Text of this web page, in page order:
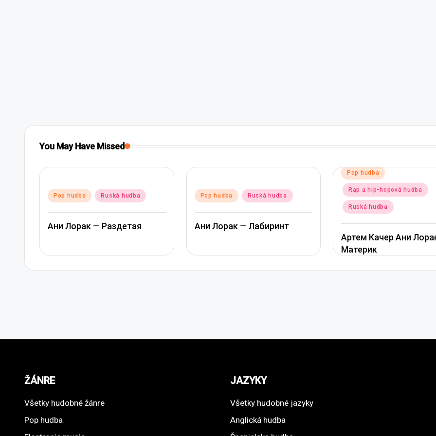
You May Have Missed
Posted
Pop hudba Ruská hudba
Ани Лорак — Раздетая
Posted
Pop hudba Ruská hudba
Ани Лорак — Лабиринт
Posted
in
Pop hudba
Rap a hip-hopová hudba
Ruská hudba
Артем Качер Ани
Материк
ŽÁNRE
Všetky hudobné žánre
Pop hudba
JAZYKY
Všetky hudobné jazyky
Anglická hudba